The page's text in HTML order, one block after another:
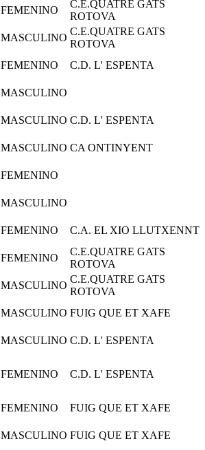
FEMENINO
C.E.QUATRE GATS
ROTOVA
MASCULINO
C.E.QUATRE GATS
ROTOVA
FEMENINO
C.D. L' ESPENTA
MASCULINO
MASCULINO C.D. L' ESPENTA
MASCULINO CA ONTINYENT
FEMENINO
MASCULINO
FEMENINO
C.A. EL XIO LLUTXENNT
FEMENINO
C.E.QUATRE GATS
ROTOVA
MASCULINO
C.E.QUATRE GATS
ROTOVA
MASCULINO FUIG QUE ET XAFE
MASCULINO C.D. L' ESPENTA
FEMENINO C.D. L' ESPENTA
FEMENINO
FUIG QUE ET XAFE
MASCULINO FUIG QUE ET XAFE